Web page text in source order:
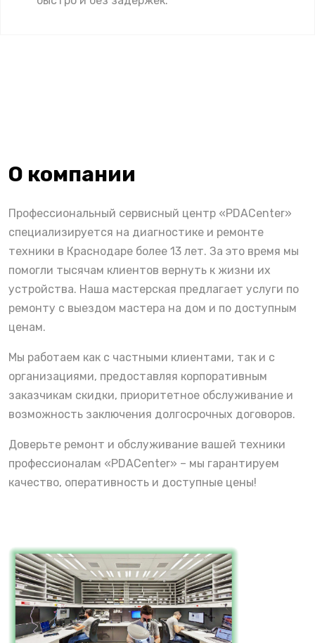
О компании
Профессиональный сервисный центр «PDACenter»
специализируется на диагностике и ремонте
техники в Краснодаре более 13 лет. За это время мы
помогли тысячам клиентов вернуть к жизни их
устройства. Наша мастерская предлагает услуги по
ремонту с выездом мастера на дом и по доступным
ценам.
Мы работаем как с частными клиентами, так и с
организациями, предоставляя корпоративным
заказчикам скидки, приоритетное обслуживание и
возможность заключения долгосрочных договоров.
Доверьте ремонт и обслуживание вашей техники
профессионалам «PDACenter» – мы гарантируем
качество, оперативность и доступные цены!